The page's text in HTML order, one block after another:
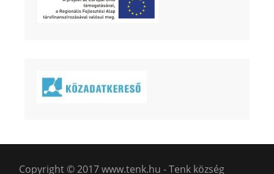
Copyright © 2017 www.tenk.hu - Tenk község